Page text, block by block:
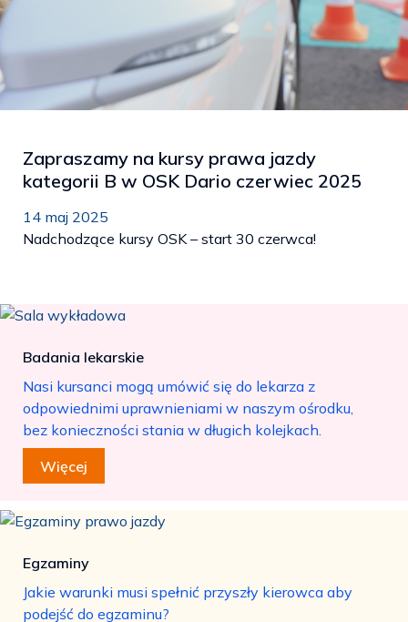
Zapraszamy na kursy prawa jazdy
kategorii B w OSK Dario czerwiec 2025
14 maj 2025
Nadchodzące kursy OSK – start 30 czerwca!
Badania lekarskie
Nasi kursanci mogą umówić się do lekarza z
odpowiednimi uprawnieniami w naszym ośrodku,
bez konieczności stania w długich kolejkach.
Więcej
Egzaminy
Jakie warunki musi spełnić przyszły kierowca aby
podejść do egzaminu?